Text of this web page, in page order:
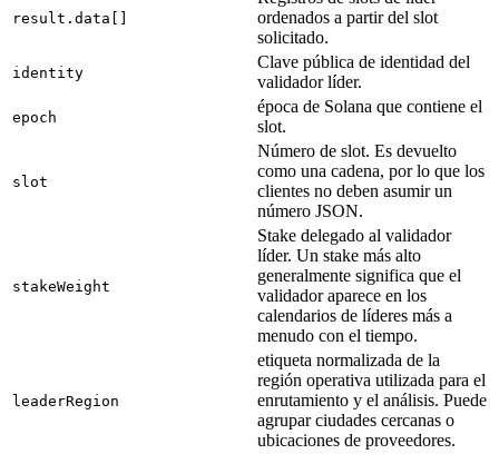
result.data[]
ordenados a partir del slot
solicitado.
identity
Clave pública de identidad del
validador líder.
epoch
época de Solana que contiene el
slot.
slot
Número de slot. Es devuelto
como una cadena, por lo que los
clientes no deben asumir un
número JSON.
stakeWeight
Stake delegado al validador
líder. Un stake más alto
generalmente significa que el
validador aparece en los
calendarios de líderes más a
menudo con el tiempo.
leaderRegion
etiqueta normalizada de la
región operativa utilizada para el
enrutamiento y el análisis. Puede
agrupar ciudades cercanas o
ubicaciones de proveedores.